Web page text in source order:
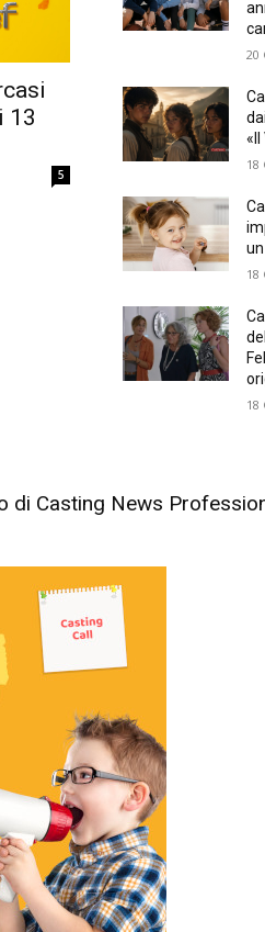
13
5
20
18
18
18
di Casting News